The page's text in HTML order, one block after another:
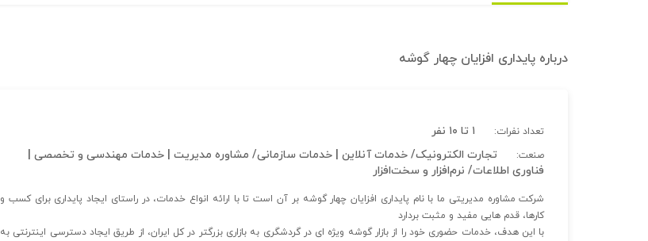
درباره پایداری افزایان چهار گوشه
تعداد نفرات: ۱ تا ۱۰ نفر
صنعت:
تجارت الکترونیک/ خدمات آنلاین | خدمات سازمانی/ مشاوره مدیریت | خدمات مهندسی و تخصصی |
فناوری اطلاعات/ نرم‌افزار و سخت‌افزار
شرکت مشاوره مدیریتی‌ ما با نام پایداری افزایان چهار گوشه بر آن است تا با ارائه انواع خدمات، در راستای ایجاد پایداری برای کسب و
کارها، قدم هایی مفید و مثبت بردارد
با این هدف، خدمات حضوری خود را از بازار گوشه ویژه ای در گردشگری به بازاری بزرگتر در کل ایران، از طریق ایجاد دسترسی اینترنتی به